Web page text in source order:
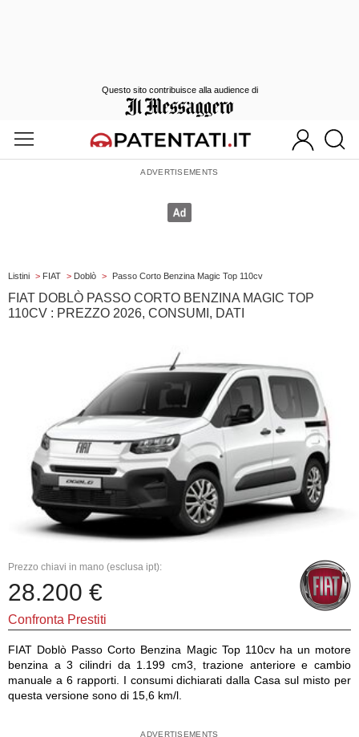
Listini > FIAT > Doblò > Passo Corto Benzina Magic Top 110cv
FIAT DOBLÒ PASSO CORTO BENZINA MAGIC TOP
110CV : PREZZO 2026, CONSUMI, DATI
Prezzo chiavi in mano (esclusa ipt):
28.200 €
Confronta Prestiti
FIAT Doblò Passo Corto Benzina Magic Top 110cv ha un motore
benzina a 3 cilindri da 1.199 cm3, trazione anteriore e cambio
manuale a 6 rapporti. I consumi dichiarati dalla Casa sul misto per
questa versione sono di 15,6 km/l.
Questo sito contribuisce alla audience di